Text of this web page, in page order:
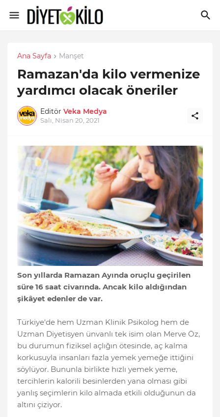
Ana Sayfa Manşet
Ramazan'da kilo vermenize
yardımcı olacak öneriler
Editör Veka Medya
Salı, Nisan 20, 2021
Son yıllarda Ramazan Ayında oruçlu geçirilen
süre 16 saat civarında. Ancak kilo aldığından
şikâyet edenler de var.
Türkiye'de hem Uzman Klinik Psikolog hem de
Uzman Diyetisyen ünvanlı tek isim olan Merve Öz,
bu durumun fiziksel açlığın ötesinde, aç kalma
korkusuyla insanları fazla yemek yemeğe ittiğini
söylüyor. Bununla birlikte hızlı yemek yeme,
tercihlerin kalorili besinlerden yana olması gibi
yanlış seçimlerin kilo almada etkili olduğunun da
altını çiziyor.